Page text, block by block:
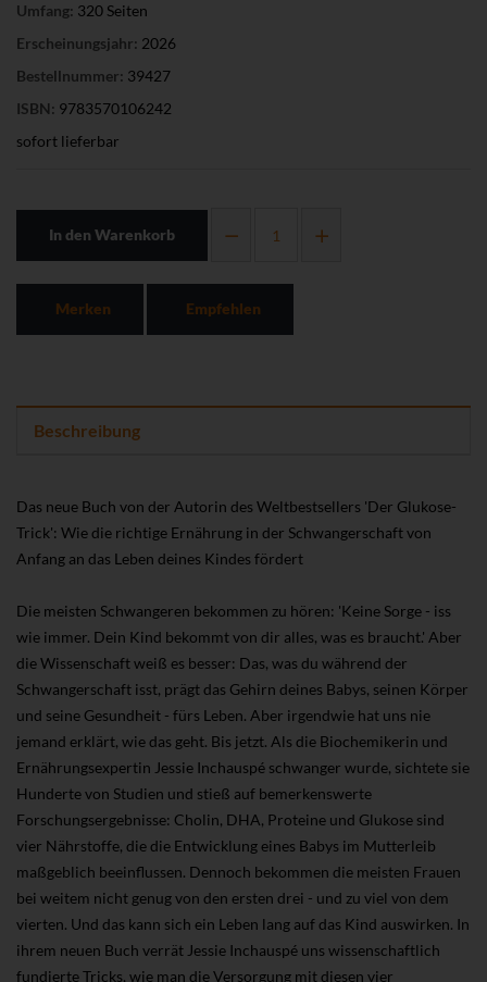
Umfang: 320 Seiten
Erscheinungsjahr: 2026
Bestellnummer: 39427
ISBN: 9783570106242
sofort lieferbar
In den Warenkorb
Merken Empfehlen
Beschreibung
Das neue Buch von der Autorin des Weltbestsellers 'Der Glukose-
Trick': Wie die richtige Ernährung in der Schwangerschaft von
Anfang an das Leben deines Kindes fördert
Die meisten Schwangeren bekommen zu hören: 'Keine Sorge - iss
wie immer. Dein Kind bekommt von dir alles, was es braucht.' Aber
die Wissenschaft weiß es besser: Das, was du während der
Schwangerschaft isst, prägt das Gehirn deines Babys, seinen Körper
und seine Gesundheit - fürs Leben. Aber irgendwie hat uns nie
jemand erklärt, wie das geht. Bis jetzt. Als die Biochemikerin und
Ernährungsexpertin Jessie Inchauspé schwanger wurde, sichtete sie
Hunderte von Studien und stieß auf bemerkenswerte
Forschungsergebnisse: Cholin, DHA, Proteine und Glukose sind
vier Nährstoffe, die die Entwicklung eines Babys im Mutterleib
maßgeblich beeinflussen. Dennoch bekommen die meisten Frauen
bei weitem nicht genug von den ersten drei - und zu viel von dem
vierten. Und das kann sich ein Leben lang auf das Kind auswirken. In
ihrem neuen Buch verrät Jessie Inchauspé uns wissenschaftlich
fundierte Tricks, wie man die Versorgung mit diesen vier